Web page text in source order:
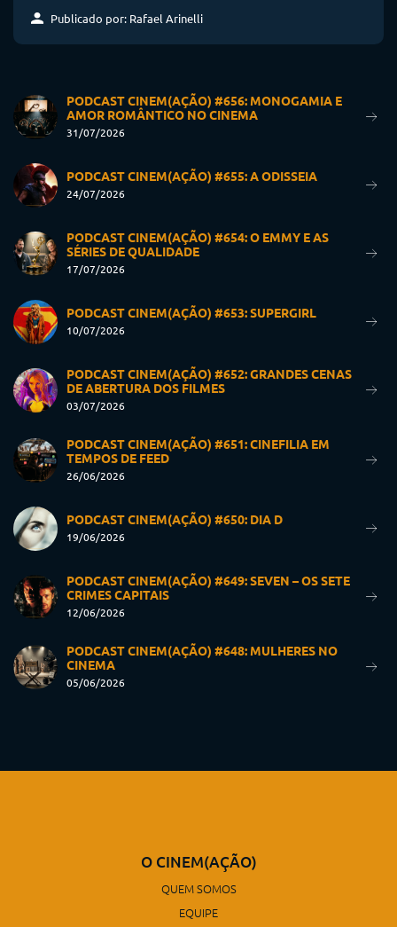
Publicado por: Rafael Arinelli
PODCAST CINEM(AÇÃO) #656: MONOGAMIA E
AMOR ROMÂNTICO NO CINEMA
31/07/2026
PODCAST CINEM(AÇÃO) #655: A ODISSEIA
24/07/2026
PODCAST CINEM(AÇÃO) #654: O EMMY E AS
SÉRIES DE QUALIDADE
17/07/2026
PODCAST CINEM(AÇÃO) #653: SUPERGIRL
10/07/2026
PODCAST CINEM(AÇÃO) #652: GRANDES CENAS
DE ABERTURA DOS FILMES
03/07/2026
PODCAST CINEM(AÇÃO) #651: CINEFILIA EM
TEMPOS DE FEED
26/06/2026
PODCAST CINEM(AÇÃO) #650: DIA D
19/06/2026
PODCAST CINEM(AÇÃO) #649: SEVEN – OS SETE
CRIMES CAPITAIS
12/06/2026
PODCAST CINEM(AÇÃO) #648: MULHERES NO
CINEMA
05/06/2026
O CINEM(AÇÃO)
QUEM SOMOS
EQUIPE